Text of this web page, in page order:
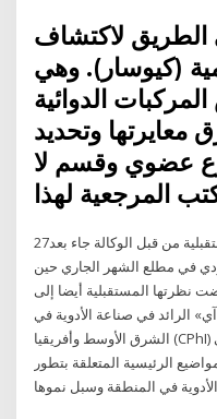
الطريق لاكتشاف
(كيوسار). وهي
الدوائية
وتحديد
عضوي وقسم لا
المرجعية لهذا
27‏‏/5‏‏/1442 بعد الهجرة خفض النظرة المستقبلية من قبل الوكالة جاء بعد
في مطلع الشهر الجاري حين
نظرتها المستقبلية أيضا إلى
في صناعة الأدوية في
الشرق الأوسط وأفريقيا (CPhI) والذي يعقد في مركز أبوظبي الوطني
الرئيسية المتعلقة بتطور
في المنطقة وسبل نموها